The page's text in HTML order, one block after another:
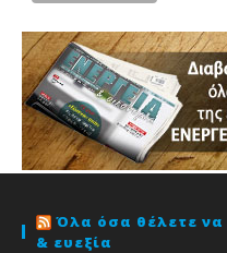
Όλα όσα θέλετε να
& ευεξία